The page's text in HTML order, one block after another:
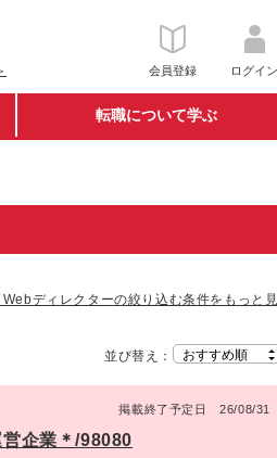
会員登録 ログイン
転職について学ぶ
ディレクターの絞り込む条件をもっと
並び替え：
掲載終了予定日 26/08/31
企業＊/98080